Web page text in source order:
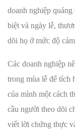
doanh nghiệp
biệt và ngày lễ,
dõi họ ở mức độ
Các doanh nghiệp
trong mùa lễ để tích
của mình một cách
cầu người theo dõi
viết lời chứng thực